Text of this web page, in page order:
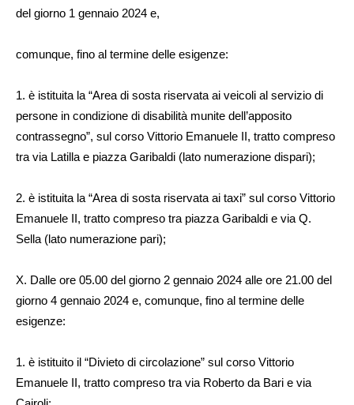
del giorno 1 gennaio 2024 e,
comunque, fino al termine delle esigenze:
1. è istituita la “Area di sosta riservata ai veicoli al servizio di
persone in condizione di disabilità munite dell’apposito
contrassegno”, sul corso Vittorio Emanuele II, tratto compreso
tra via Latilla e piazza Garibaldi (lato numerazione dispari);
2. è istituita la “Area di sosta riservata ai taxi” sul corso Vittorio
Emanuele II, tratto compreso tra piazza Garibaldi e via Q.
Sella (lato numerazione pari);
X. Dalle ore 05.00 del giorno 2 gennaio 2024 alle ore 21.00 del
giorno 4 gennaio 2024 e, comunque, fino al termine delle
esigenze:
1. è istituito il “Divieto di circolazione” sul corso Vittorio
Emanuele II, tratto compreso tra via Roberto da Bari e via